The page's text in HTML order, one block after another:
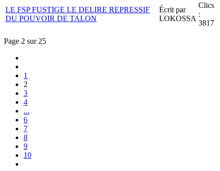
LE FSP FUSTIGE LE DELIRE REPRESSIF
DU POUVOIR DE TALON
Écrit par
LOKOSSA
Clics
:
3817
Page 2 sur 25
1
2
3
4
...
6
7
8
9
10